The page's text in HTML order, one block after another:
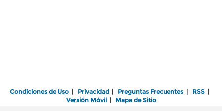
Condiciones de Uso Privacidad Preguntas Frecuentes RSS
Versión Móvil| Mapa de Sitio